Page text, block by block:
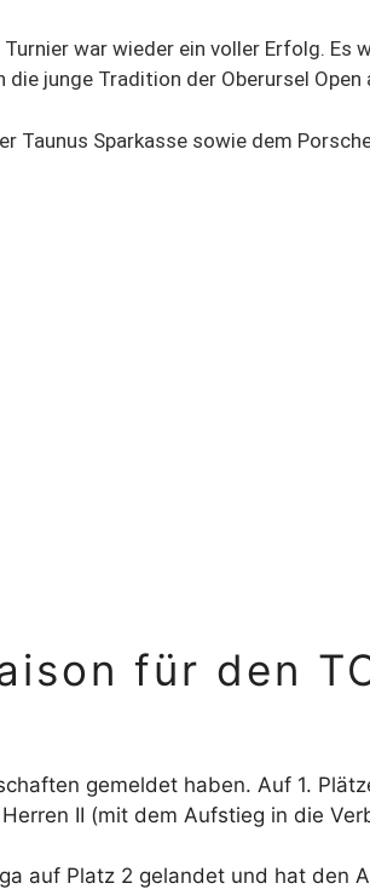
war wieder ein voller Erfolg.
junge Tradition der Oberursel
Taunus Sparkasse sowie dem
für den
gemeldet haben. Auf 1.
II (mit dem Aufstieg in die
auf Platz 2 gelandet und hat den